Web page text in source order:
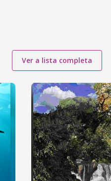
Ver a lista completa